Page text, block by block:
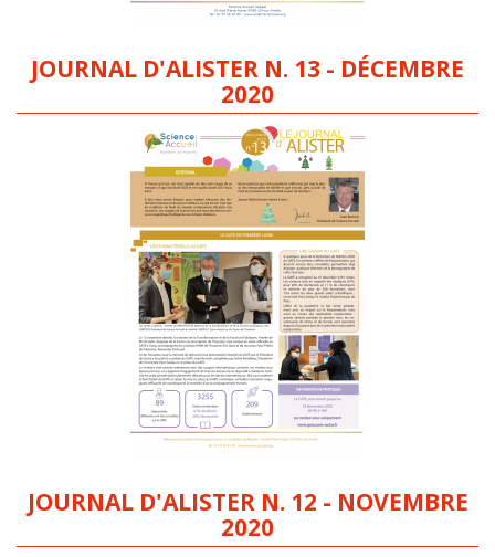
JOURNAL D'ALISTER N. 13 - DÉCEMBRE
2020
JOURNAL D'ALISTER N. 12 - NOVEMBRE
2020